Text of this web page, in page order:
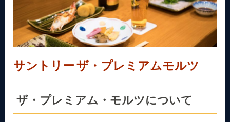
サントリー ザ・プレミアムモルツ
ザ・プレミアム・モルツについて